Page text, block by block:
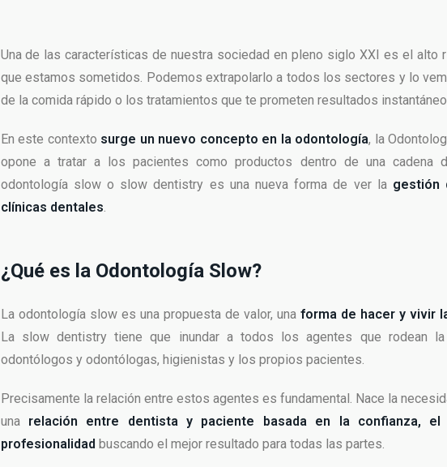
Una de las características de nuestra sociedad en pleno siglo XXI es el alto
que estamos sometidos. Podemos extrapolarlo a todos los sectores y lo
de la comida rápido o los tratamientos que te prometen resultados
En este contexto surge un nuevo concepto en la odontología, la
opone a tratar a los pacientes como productos dentro de una cadena
odontología slow o slow dentistry es una nueva forma de ver la gestión
clínicas dentales.
¿Qué es la Odontología Slow?
La odontología slow es una propuesta de valor, una forma de hacer y vivir
La slow dentistry tiene que inundar a todos los agentes que rodean
odontólogos y odontólogas, higienistas y los propios pacientes.
Precisamente la relación entre estos agentes es fundamental. Nace la
una relación entre dentista y paciente basada en la confianza,
profesionalidad buscando el mejor resultado para todas las partes.